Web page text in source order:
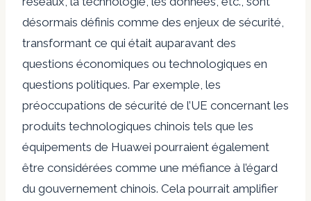
désormais définis comme des enjeux de sécurité,
transformant ce qui était auparavant des
questions économiques ou technologiques en
questions politiques. Par exemple, les
préoccupations de sécurité de l’UE concernant les
produits technologiques chinois tels que les
équipements de Huawei pourraient également
être considérées comme une méfiance à l’égard
du gouvernement chinois. Cela pourrait amplifier